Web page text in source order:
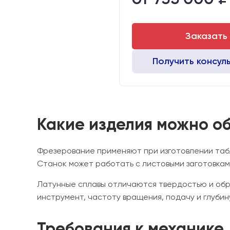
Двигатели:
Заказать
Получить
Какие изделия можно
Фрезерование применяют при изготовлении
Станок может работать с листовыми
Латунные сплавы отличаются твердостью и
инструмент, частоту вращения, подачу и